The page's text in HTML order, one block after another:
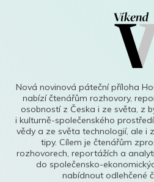
Nová novinová páteční příloha
nabízí čtenářům rozhovory,
osobností z Česka i ze světa, z
i kulturně-společenského
vědy a ze světa technologií, ale i
tipy. Cílem je čtenářům
rozhovorech, reportážích a
do společensko-
nabídnout odlehčené